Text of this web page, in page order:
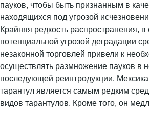
пауков, чтобы быть признанным в
находящихся под угрозой
Крайняя редкость распространения, в
потенциальной угрозой деградации
незаконной торговлей привели к
осуществлять размножение пауков в
последующей реинтродукции.
тарантул является самым редким
видов тарантулов. Кроме того, он